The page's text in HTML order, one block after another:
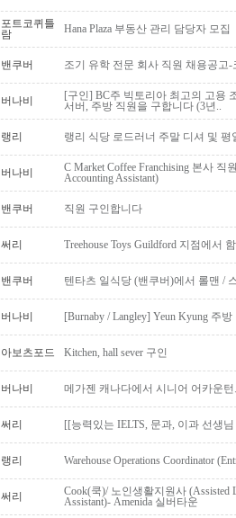
포트코퀴틀
람
Hana Plaza 부동산 관리 담당자 모집
밴쿠버 조기 유학 전문 회사 직원 채용공고
버나비
[구인] BC주 빅토리아 최고의 고용
서버, 주방 직원을 구합니다 (3년..
랭리 랭리 식당 로드러너 주말 디셔 및
버나비
C Market Coffee Franchising 본사 직
Accounting Assistant)
밴쿠버 직원 구인합니다
써리 Treehouse Toys Guildford 지점에서
밴쿠버 텐타츠 일식당 (밴쿠버)에서 롤맨 /
버나비 [Burnaby / Langley] Yeun Kyung 주
아보츠포드 Kitchen, hall sever 구인
버나비 메가젠 캐나다에서 시니어 어카운
써리 [[능력있는 IELTS, 문과, 이과 선생
랭리 Warehouse Operations Coordinator
써리
Cook(쿡)/ 노인생활지원사 (Assisted
Assistant)- Amenida 실버타운